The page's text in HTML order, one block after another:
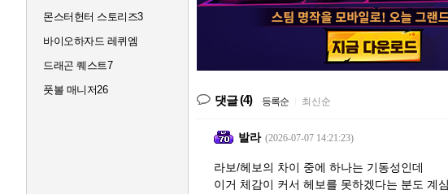
몬스터헌터 스토리즈3
바이오하자드 레퀴엠
드래곤 퀘스트7
풋볼 매니저26
댓글(4) 등록순 최신순
발라 (2026-07-07 14:21:23)
라보/헤보의 차이 중에 하나는 기동성인데
이거 체감이 커서 헤보를 못하겠다는 분도 계심.